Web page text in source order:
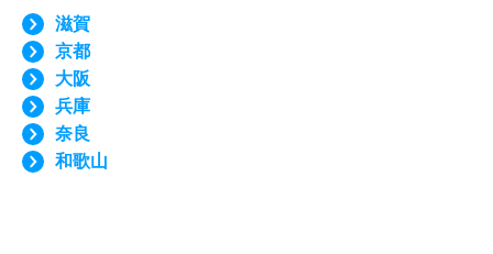
滋賀
京都
大阪
兵庫
奈良
和歌山